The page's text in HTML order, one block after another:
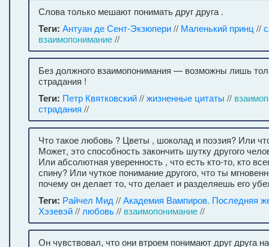
Слова только мешают понимать друг друга .
Теги: Антуан де Сент-Экзюпери// Маленький принц //
взаимопонимание//
Без должного взаимопонимания — возможны лишь
страдания !
Теги: Петр Квятковский//жизненные цитаты //
страдания //
Что такое любовь ? Цветы , шоколад и поэзия? Или
Может, это способность закончить шутку другого
Или абсолютная уверенность , что есть кто-то, кто
спину? Или чуткое понимание другого, что ты
почему он делает то, что делает и разделяешь его
Теги: Райчел Мид //Академия Вампиров. Последняя
Хэзевэй// любовь// взаимопонимание//
Он чувствовал, что они втроем понимают друг друга